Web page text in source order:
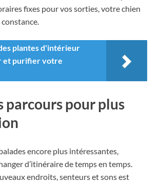
fixes pour vos sorties, votre chien
plantes d'intérieur
et purifier votre
parcours pour plus
encore plus intéressantes,
d’itinéraire de temps en temps.
endroits, senteurs et sons est